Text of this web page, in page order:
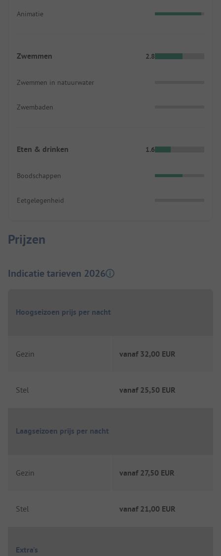
Animatie
Zwemmen 2.8
Zwemmen in natuurwater
Zwembaden
Eten & drinken 1.6
Boodschappen
Eetgelegenheid
Prijzen
Indicatie tarieven 2026
Hoogseizoen prijs per nacht
Gezin vanaf 32,00 EUR
Stel vanaf 25,50 EUR
Laagseizoen prijs per nacht
Gezin vanaf 27,50 EUR
Stel vanaf 21,00 EUR
Extra's